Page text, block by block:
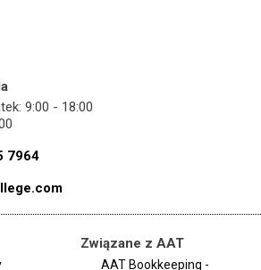
9:00 - 18:00
7964
Związane z AAT
AAT Bookkeeping -